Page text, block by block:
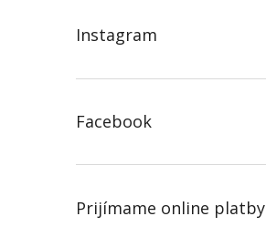
Instagram
Facebook
Prijímame online platby